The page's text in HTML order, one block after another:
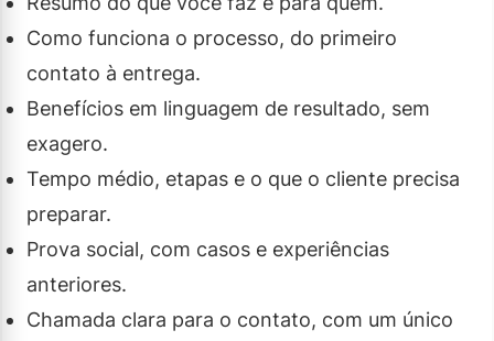
Como funciona o processo, do primeiro
contato à entrega.
Benefícios em linguagem de resultado, sem
exagero.
Tempo médio, etapas e o que o cliente precisa
preparar.
Prova social, com casos e experiências
anteriores.
Chamada clara para o contato, com um único